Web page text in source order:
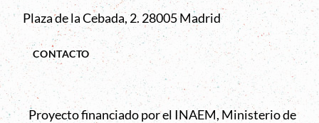
Plaza de la Cebada, 2. 28005 Madrid
CONTACTO
Proyecto financiado por el INAEM, Ministerio de